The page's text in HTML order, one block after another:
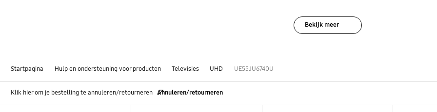
Bekijk meer
Startpagina Hulp en ondersteuning voor producten Televisies UHD UE55JU6740U
Klik hier om je bestelling te annuleren/retourneren Annuleren/retourneren